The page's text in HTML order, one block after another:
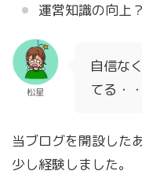
運営知識の向上？
松星
自信な
てる・
当ブログを開設した
少し経験しました。